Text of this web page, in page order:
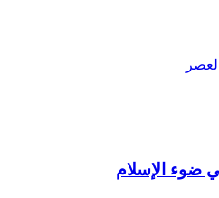
ضوء الإسلام